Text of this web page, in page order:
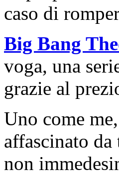
caso di
Big Bang
voga, una
grazie al
Uno come
affascinato
non